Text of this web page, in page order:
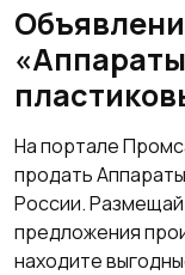
На портале
продать
России.
предложения
находите